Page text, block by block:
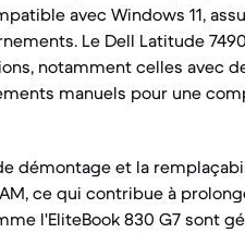
avec Windows 11,
Le Dell Latitude
notamment celles avec
manuels pour une
démontage et la
ce qui contribue à
l'EliteBook 830 G7 sont